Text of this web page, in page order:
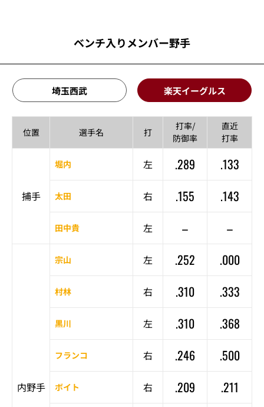
ベンチ入りメンバー野手
埼玉西武 楽天イーグルス
位置 選手名 打
打率/
防御率
直近
打率
捕手
堀内 左 .289 .133
太田 右 .155 .143
田中貴 左 – –
内野手
宗山 左 .252 .000
村林 右 .310 .333
黒川 左 .310 .368
フランコ 右 .246 .500
ボイト 右 .209 .211